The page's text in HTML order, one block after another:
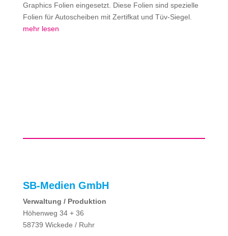
Graphics Folien eingesetzt. Diese Folien sind spezielle
Folien für Autoscheiben mit Zertifkat und Tüv-Siegel.
mehr lesen
SB-Medien GmbH
Verwaltung / Produktion
Höhenweg 34 + 36
58739 Wickede / Ruhr